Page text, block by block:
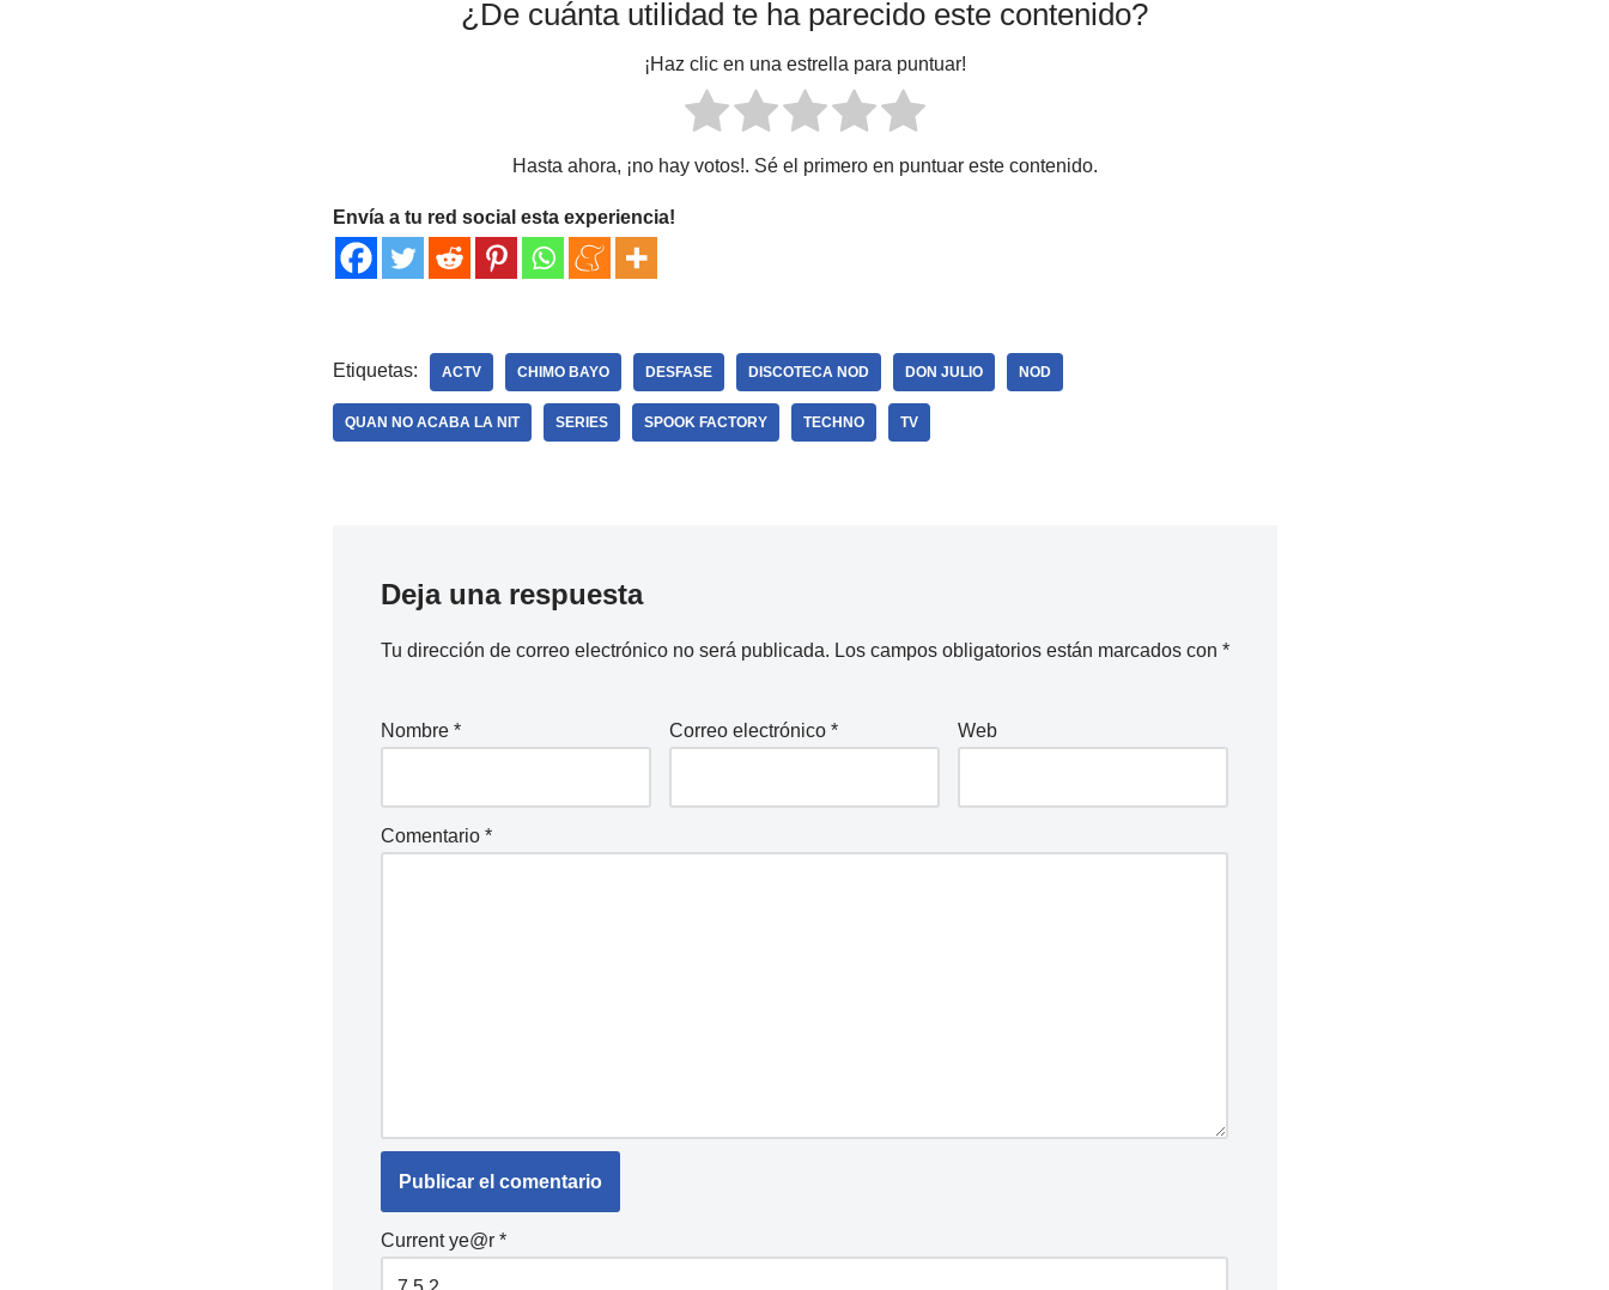
¿De cuánta utilidad te ha parecido este contenido?
¡Haz clic en una estrella para puntuar!
Hasta ahora, ¡no hay votos!. Sé el primero en puntuar este contenido.
Envía a tu red social esta experiencia!
Etiquetas: ACTV CHIMO BAYO DESFASE DISCOTECA NOD DON JULIO NOD
QUAN NO ACABA LA NIT SERIES SPOOK FACTORY TECHNO TV
Deja una respuesta
Tu dirección de correo electrónico no será publicada. Los campos obligatorios están marcados con *
Nombre * Correo electrónico * Web
Comentario *
Current ye@r *